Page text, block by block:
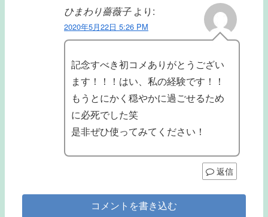
ひまわり薔薇子 より:
2020年5月22日 5:26 PM
記念すべき初コメありがとうござい
ます！！！はい、私の経験です！！
もうとにかく穏やかに過ごせるため
に必死でした笑
是非ぜひ使ってみてください！
返信
コメントを書き込む